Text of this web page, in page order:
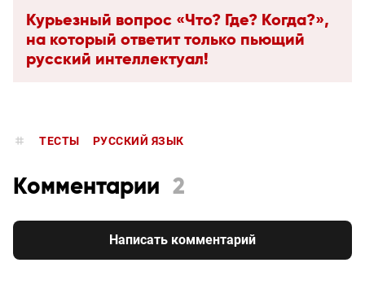
Курьезный вопрос «Что? Где? Когда?»,
на который ответит только пьющий
русский интеллектуал!
ТЕСТЫ РУССКИЙ ЯЗЫК
Комментарии 2
Написать комментарий